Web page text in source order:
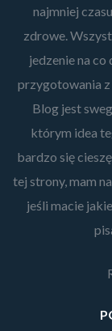
najmniej
zdrowe.
jedzenie na co
przygotowania
Blog jest
którym idea
bardzo się
tej strony, mam
jeśli macie